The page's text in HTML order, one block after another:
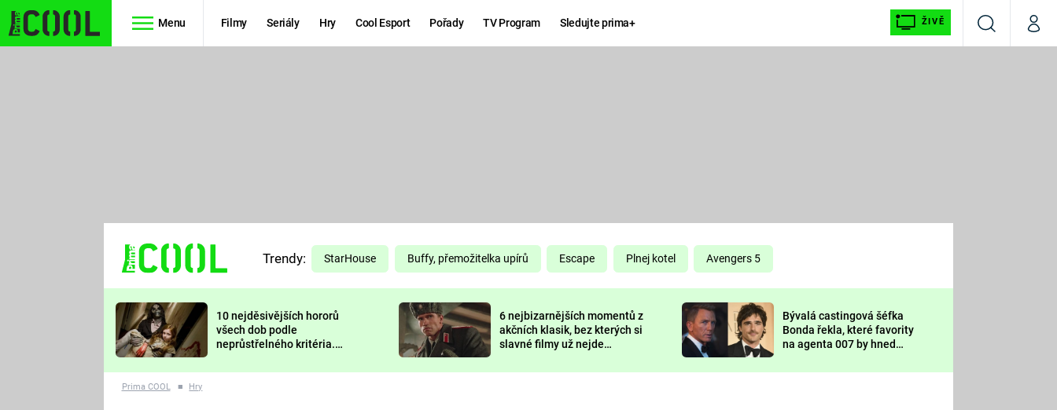
Menu Filmy Seriály Hry Cool Esport Pořady TV Program Sledujte prima+ ŽIVĚ
VyhledáváníMůj
TŘESKU
FUTURAMA
PREDÁTOR
DELIVERANCE
KOMEDIE
CHUCK
NORRIS
DEADPOOL
Prima LAJK
Sledujte nás
Trendy: StarHouse Buffy, přemožitelka upírů Escape Plnej kotel Avengers 5
10 nejděsivějších hororů
všech dob podle
neprůstřelného kritéria.
nejvíc zvednou tep?
6 nejbizarnějších momentů z
akčních klasik, bez kterých si
slavné filmy už nejde
Bývalá castingová šéfka
Bonda řekla, které favority
na agenta 007 by hned
Prima COOL ■ Hry